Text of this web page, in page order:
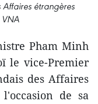
Affaires étrangères
VNA
Pham Minh
le vice-Premier
des Affaires
de sa